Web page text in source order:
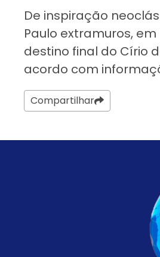
De inspiração
Paulo extramuros,
destino final do Círio
acordo com
Compartilhar